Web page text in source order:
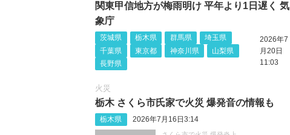
関東甲信地方が梅雨明け 平年より1日遅く 気
象庁
茨城県 栃木県 群馬県
埼玉県
千葉県
東京都 神奈川県
山梨県
長野県
2026年7
月20日
11:03
火災
栃木 さくら市氏家で火災 爆発音の情報も
栃木県 2026年7月16日3:14